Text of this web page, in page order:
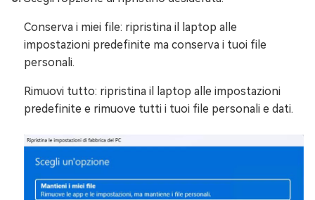
Conserva i miei file: ripristina il laptop alle
impostazioni predefinite ma conserva i tuoi file
personali.
Rimuovi tutto: ripristina il laptop alle impostazioni
predefinite e rimuove tutti i tuoi file personali e dati.